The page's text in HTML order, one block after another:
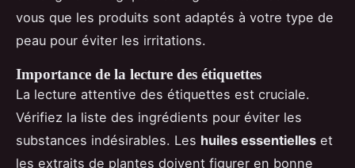
vous que les produits sont adaptés à votre type de
peau pour éviter les irritations.
Importance de la lecture des étiquettes
La lecture attentive des étiquettes est cruciale.
Vérifiez la liste des ingrédients pour éviter les
substances indésirables. Les huiles essentielles et
les extraits de plantes doivent figurer en bonne